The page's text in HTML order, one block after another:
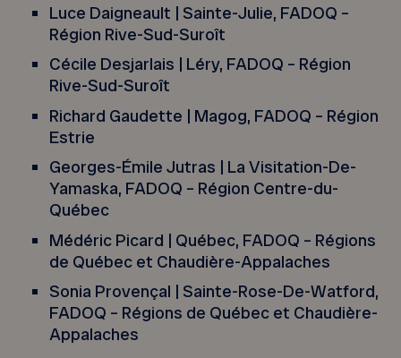
Luce Daigneault | Sainte-Julie, FADOQ –
Région Rive-Sud-Suroît
Cécile Desjarlais | Léry, FADOQ – Région
Rive-Sud-Suroît
Richard Gaudette | Magog, FADOQ – Région
Estrie
Georges-Émile Jutras | La Visitation-De-
Yamaska, FADOQ – Région Centre-du-
Québec
Médéric Picard | Québec, FADOQ – Régions
de Québec et Chaudière-Appalaches
Sonia Provençal | Sainte-Rose-De-Watford,
FADOQ – Régions de Québec et Chaudière-
Appalaches